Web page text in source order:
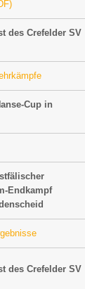
des Crefelder SV
Cup in
Endkampf
des Crefelder SV